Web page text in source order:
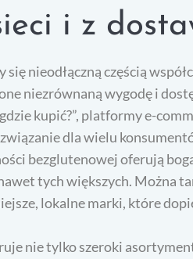
i z
nieodłączną częścią
niezrównaną wygodę i
kupić?”, platformy e-
dla wielu
bezglutenowej oferują
tych większych. Można
lokalne marki, które
nie tylko szeroki